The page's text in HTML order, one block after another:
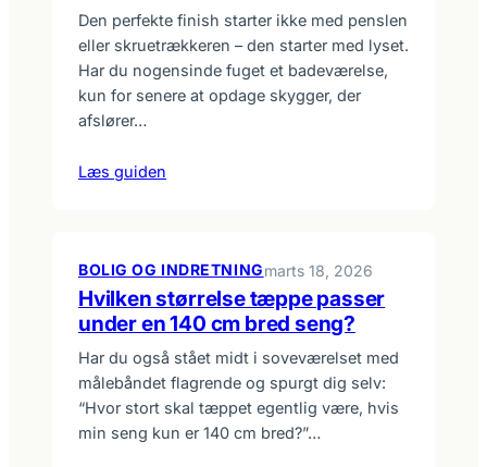
Den perfekte finish starter ikke med penslen
eller skruetrækkeren – den starter med lyset.
Har du nogensinde fuget et badeværelse,
kun for senere at opdage skygger, der
afslører…
Læs guiden
BOLIG OG INDRETNINGmarts 18, 2026
Hvilken størrelse tæppe passer
under en 140 cm bred seng?
Har du også stået midt i soveværelset med
målebåndet flagrende og spurgt dig selv:
“Hvor stort skal tæppet egentlig være, hvis
min seng kun er 140 cm bred?”…